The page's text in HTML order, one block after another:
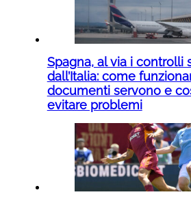
Spagna, al via i controlli
dall’Italia: come
documenti servono e
evitare problemi